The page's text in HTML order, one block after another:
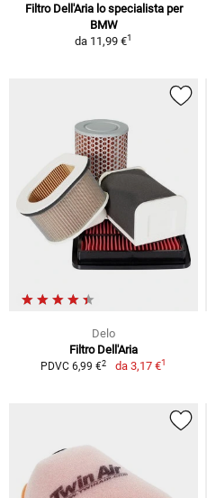
Filtro Dell'Aria lo specialista per
BMW
da 11,99 €1
Delo
Filtro Dell'Aria
PDVC 6,99 €2 da 3,17 €1